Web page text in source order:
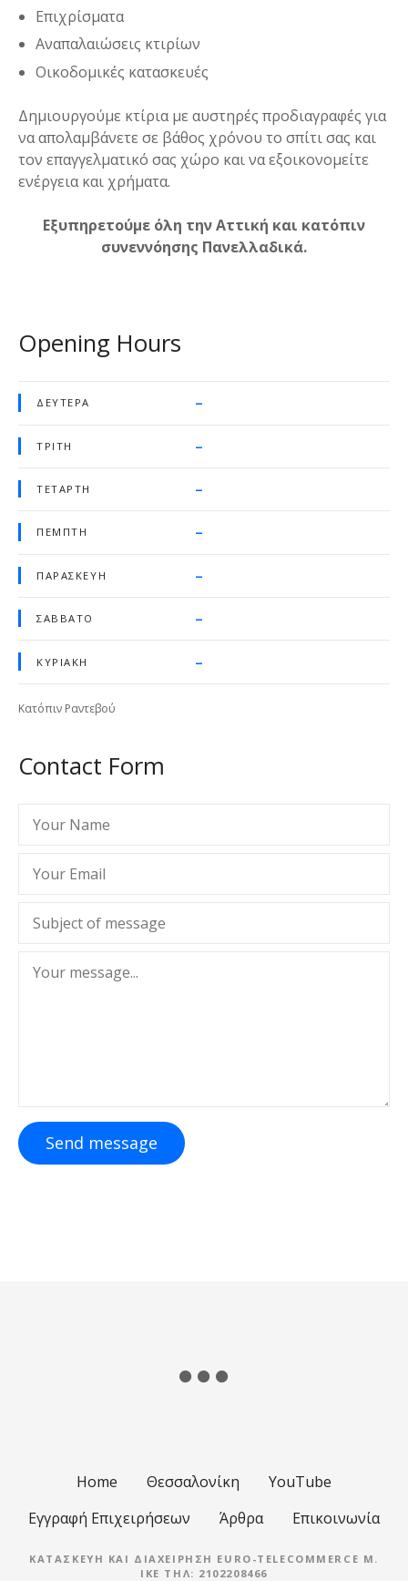
Επιχρίσματα
Αναπαλαιώσεις κτιρίων
Οικοδομικές κατασκευές
Δημιουργούμε κτίρια με αυστηρές προδιαγραφές για
να απολαμβάνετε σε βάθος χρόνου το σπίτι σας και
τον επαγγελματικό σας χώρο και να εξοικονομείτε
ενέργεια και χρήματα.
Εξυπηρετούμε όλη την Αττική και κατόπιν
συνεννόησης Πανελλαδικά.
Opening Hours
ΔΕΥΤΈΡΑ –
ΤΡΊΤΗ –
ΤΕΤΆΡΤΗ –
ΠΈΜΠΤΗ –
ΠΑΡΑΣΚΕΥΉ –
ΣΆΒΒΑΤΟ –
ΚΥΡΙΑΚΉ –
Κατόπιν Ραντεβού
Contact Form
Send message
Home Θεσσαλονίκη
YouTube
Εγγραφή Επιχειρήσεων
Άρθρα Επικοινωνία
ΚΑΤΑΣΚΕΥΉ ΚΑΙ ΔΙΑΧΕΊΡΗΣΗ EURO-TELECOMMERCE M.
IKE ΤΗΛ: 2102208466